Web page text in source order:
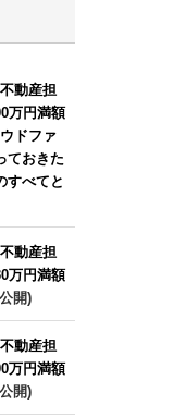
動産担
万円満額
ドファ
ておきた
すべてと
動産担
万円満額
開)
動産担
万円満額
開)